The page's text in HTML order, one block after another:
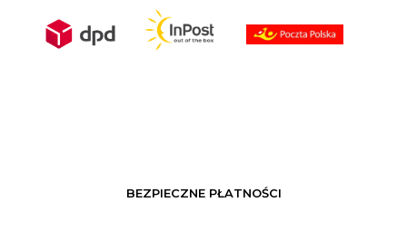
BEZPIECZNE PŁATNOŚCI